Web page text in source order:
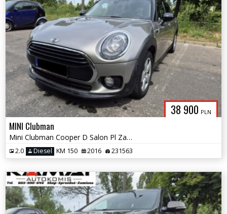
38 900 PLN
MINI Clubman
Mini Clubman Cooper D Salon Pl Zamiana
2.0 Diesel KM 150 2016 231563